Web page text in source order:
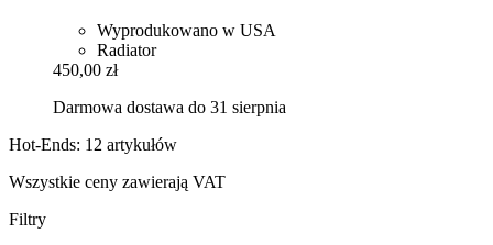
Wyprodukowano w USA
Radiator
450,00 zł
Darmowa dostawa do 31 sierpnia
Hot-Ends: 12 artykułów
Wszystkie ceny zawierają VAT
Filtry